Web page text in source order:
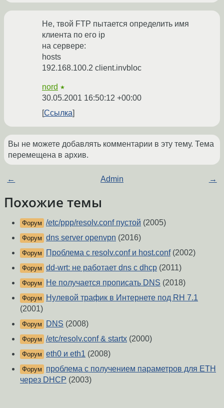
Не, твой FTP пытается определить имя
клиента по его ip
на сервере:
hosts
192.168.100.2 client.invbloc
nord ★
30.05.2001 16:50:12 +00:00
Ссылка
Вы не можете добавлять комментарии в эту тему. Тема
перемещена в архив.
← Admin →
Похожие темы
Форум /etc/ppp/resolv.conf пустой (2005)
Форум dns server openvpn (2016)
Форум Проблема с resolv.conf и host.conf(2002)
Форум dd-wrt: не работает dns с dhcp (2011)
Форум Не получается прописать DNS (2018)
Форум
Нулевой трафик в Интернете под RH 7.1
(2001)
Форум DNS (2008)
Форум /etc/resolv.conf & startx (2000)
Форум eth0 и eth1 (2008)
Форум
проблема с получением параметров для ETH
через DHCP (2003)